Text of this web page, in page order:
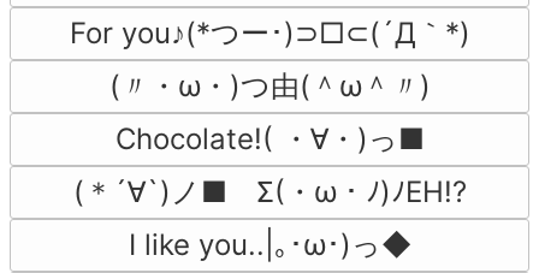
For you♪(*つー･)⊃□⊂(´Д｀*)
(〃・ω・)つ由(＾ω＾〃)
Chocolate!( ・∀・)っ■
(＊´∀`)ノ■　Σ(・ω・ﾉ)ﾉEH!?
I like you..|｡･ω･)っ◆